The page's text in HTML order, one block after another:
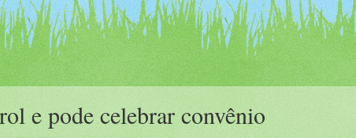
e pode celebrar convênio